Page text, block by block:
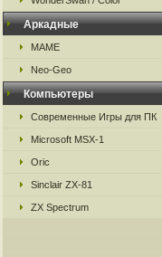
Аркадные
MAME
Neo-Geo
Компьютеры
Современные Игры для ПК
Microsoft MSX-1
Oric
Sinclair ZX-81
ZX Spectrum